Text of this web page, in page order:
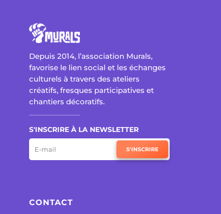
Depuis 2014, l’association Murals,
favorise le lien social et les échanges
culturels à travers des ateliers
créatifs, fresques participatives et
chantiers décoratifs.
S'INSCRIRE À LA NEWSLETTER
S'INSCRIRE
CONTACT